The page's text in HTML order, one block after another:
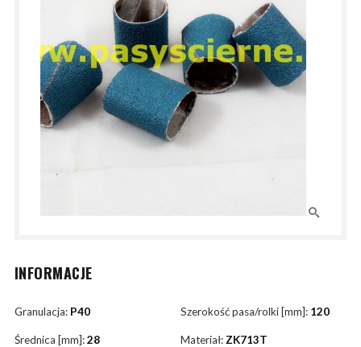
INFORMACJE
Granulacja: P40 Szerokość pasa/rolki [mm]: 120
Średnica [mm]:28 Materiał: ZK713T